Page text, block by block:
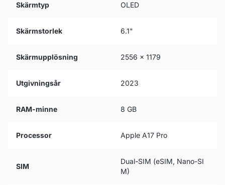
Skärmtyp OLED
Skärmstorlek 6.1"
Skärmupplösning 2556 x 1179
Utgivningsår 2023
RAM-minne 8 GB
Processor Apple A17 Pro
SIM
Dual-SIM (eSIM, Nano-SI
M)